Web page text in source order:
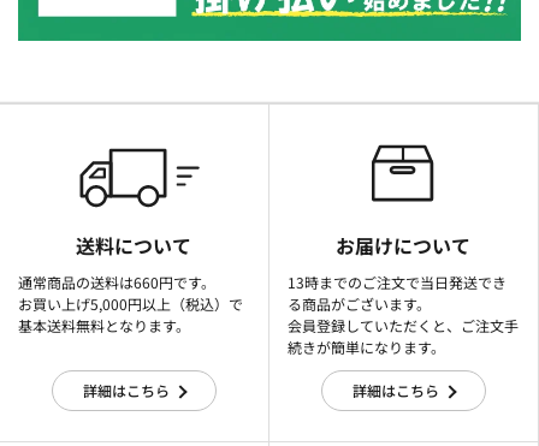
送料について
通常商品の送料は660円です。
お買い上げ5,000円以上（税込）で
基本送料無料となります。
詳細はこちら
お届けについて
13時までのご注文で当日発送でき
る商品がございます。
会員登録していただくと、ご注文手
続きが簡単になります。
詳細はこちら